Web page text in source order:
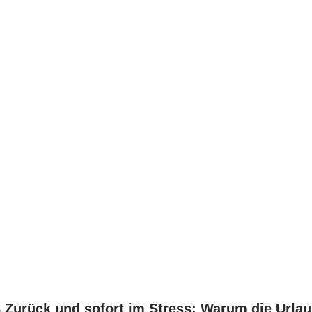
Zurück und sofort im Stress: Warum die